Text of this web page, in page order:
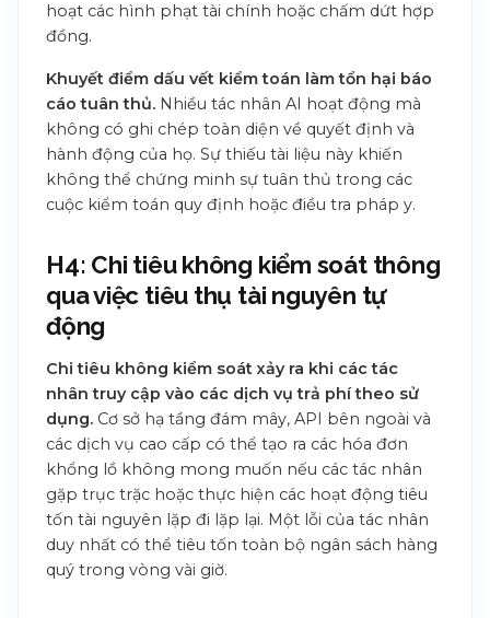
hoạt các hình phạt tài chính hoặc chấm dứt hợp
đồng.
Khuyết điểm dấu vết kiểm toán làm tổn hại báo
cáo tuân thủ. Nhiều tác nhân AI hoạt động mà
không có ghi chép toàn diện về quyết định và
hành động của họ. Sự thiếu tài liệu này khiến
không thể chứng minh sự tuân thủ trong các
cuộc kiểm toán quy định hoặc điều tra pháp y.
H4: Chi tiêu không kiểm soát thông
qua việc tiêu thụ tài nguyên tự
động
Chi tiêu không kiểm soát xảy ra khi các tác
nhân truy cập vào các dịch vụ trả phí theo sử
dụng. Cơ sở hạ tầng đám mây, API bên ngoài và
các dịch vụ cao cấp có thể tạo ra các hóa đơn
khổng lồ không mong muốn nếu các tác nhân
gặp trục trặc hoặc thực hiện các hoạt động tiêu
tốn tài nguyên lặp đi lặp lại. Một lỗi của tác nhân
duy nhất có thể tiêu tốn toàn bộ ngân sách hàng
quý trong vòng vài giờ.